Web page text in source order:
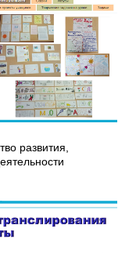
развития,